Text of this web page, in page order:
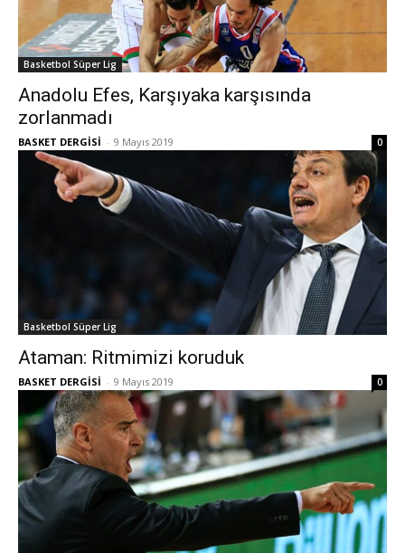
Basketbol Süper Lig
Anadolu Efes, Karşıyaka karşısında
zorlanmadı
BASKET DERGİSİ - 9 Mayıs 2019 0
Basketbol Süper Lig
Ataman: Ritmimizi koruduk
BASKET DERGİSİ - 9 Mayıs 2019 0